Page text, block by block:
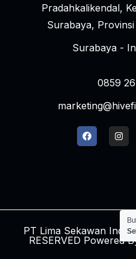
Pradahkalikendal,
Surabaya,
Surabaya -
0859
PT Lima Sekawan
RESERVED Powered